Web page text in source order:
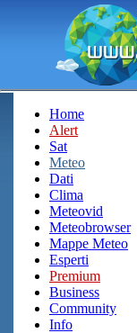
Home
Alert
Sat
Meteo
Dati
Clima
Meteovid
Meteobrowser
Mappe Meteo
Esperti
Premium
Business
Community
Info